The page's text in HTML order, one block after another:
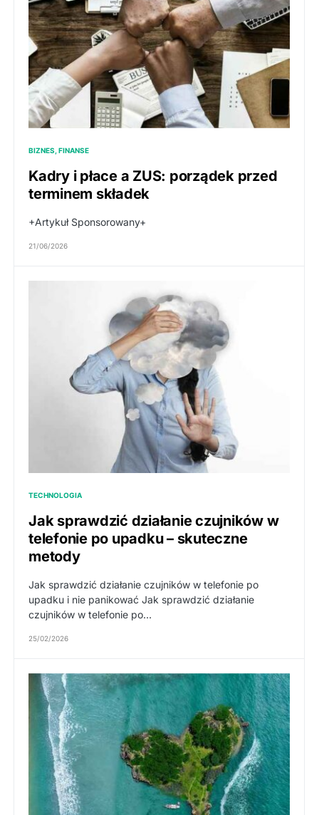
BIZNES, FINANSE
Kadry i płace a ZUS: porządek przed
terminem składek
+Artykuł Sponsorowany+
21/06/2026
TECHNOLOGIA
Jak sprawdzić działanie czujników w
telefonie po upadku – skuteczne
metody
Jak sprawdzić działanie czujników w telefonie po
upadku i nie panikować Jak sprawdzić działanie
czujników w telefonie po…
25/02/2026